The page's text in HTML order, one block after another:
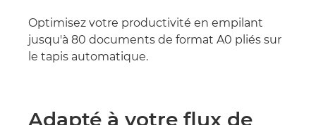
Optimisez votre productivité en empilant
jusqu'à 80 documents de format A0 pliés sur
le tapis automatique.
Adapté à votre flux de